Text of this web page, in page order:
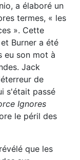
a élaboré un
termes, « les
». Cette
Burner a été
eu son mot à
Jack
de
s'était passé
Ignores
le péril des
que les